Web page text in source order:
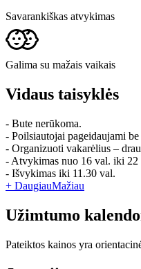
Savarankiškas atvykimas
Galima su mažais vaikais
Vidaus taisyklės
- Bute nerūkoma.
- Poilsiautojai pageidaujami
- Organizuoti vakarėlius –
- Atvykimas nuo 16 val. iki 22
- Išvykimas iki 11.30 val.
+ DaugiauMažiau
Užimtumo
Pateiktos kainos yra